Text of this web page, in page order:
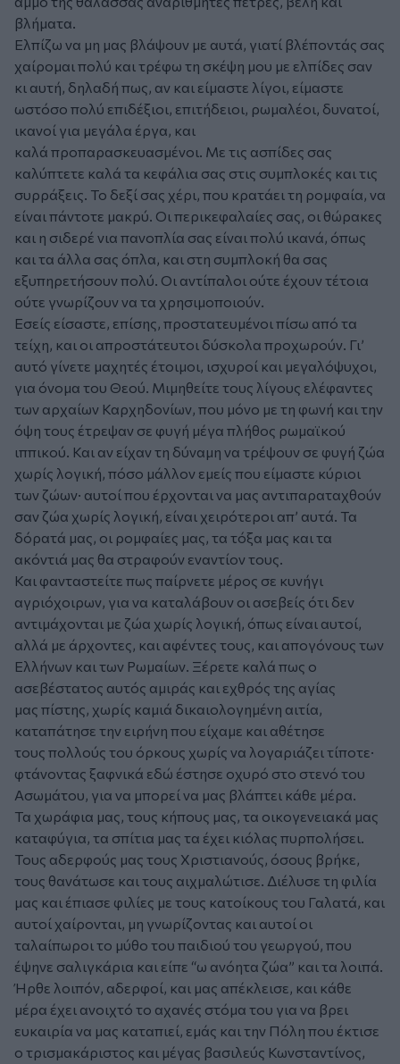
βλήματα.
Ελπίζω να μη μας βλάψουν με αυτά, γιατί βλέποντάς σας
χαίρομαι πολύ και τρέφω τη σκέψη μου με ελπίδες σαν
κι αυτή, δηλαδή πως, αν και είμαστε λίγοι, είμαστε
ωστόσο πολύ επιδέξιοι, επιτήδειοι, ρωμαλέοι, δυνατοί,
ικανοί για μεγάλα έργα, και
καλά προπαρασκευασμένοι. Με τις ασπίδες σας
καλύπτετε καλά τα κεφάλια σας στις συμπλοκές και τις
συρράξεις. Το δεξί σας χέρι, που κρατάει τη ρομφαία, να
είναι πάντοτε μακρύ. Οι περικεφαλαίες σας, οι θώρακες
και η σιδερέ νια πανοπλία σας είναι πολύ ικανά, όπως
και τα άλλα σας όπλα, και στη συμπλοκή θα σας
εξυπηρετήσουν πολύ. Οι αντίπαλοι ούτε έχουν τέτοια
ούτε γνωρίζουν να τα χρησιμοποιούν.
Εσείς είσαστε, επίσης, προστατευμένοι πίσω από τα
τείχη, και οι απροστάτευτοι δύσκολα προχωρούν. Γι’
αυτό γίνετε μαχητές έτοιμοι, ισχυροί και μεγαλόψυχοι,
για όνομα του Θεού. Μιμηθείτε τους λίγους ελέφαντες
των αρχαίων Καρχηδονίων, που μόνο με τη φωνή και την
όψη τους έτρεψαν σε φυγή μέγα πλήθος ρωμαϊκού
ιππικού. Και αν είχαν τη δύναμη να τρέψουν σε φυγή ζώα
χωρίς λογική, πόσο μάλλον εμείς που είμαστε κύριοι
των ζώων· αυτοί που έρχονται να μας αντιπαραταχθούν
σαν ζώα χωρίς λογική, είναι χειρότεροι απ’ αυτά. Τα
δόρατά μας, οι ρομφαίες μας, τα τόξα μας και τα
ακόντιά μας θα στραφούν εναντίον τους.
Και φανταστείτε πως παίρνετε μέρος σε κυνήγι
αγριόχοιρων, για να καταλάβουν οι ασεβείς ότι δεν
αντιμάχονται με ζώα χωρίς λογική, όπως είναι αυτοί,
αλλά με άρχοντες, και αφέντες τους, και απογόνους των
Ελλήνων και των Ρωμαίων. Ξέρετε καλά πως ο
ασεβέστατος αυτός αμιράς και εχθρός της αγίας
μας πίστης, χωρίς καμιά δικαιολογημένη αιτία,
καταπάτησε την ειρήνη που είχαμε και αθέτησε
τους πολλούς του όρκους χωρίς να λογαριάζει τίποτε·
φτάνοντας ξαφνικά εδώ έστησε οχυρό στο στενό του
Ασωμάτου, για να μπορεί να μας βλάπτει κάθε μέρα.
Τα χωράφια μας, τους κήπους μας, τα οικογενειακά μας
καταφύγια, τα σπίτια μας τα έχει κιόλας πυρπολήσει.
Τους αδερφούς μας τους Χριστιανούς, όσους βρήκε,
τους θανάτωσε και τους αιχμαλώτισε. Διέλυσε τη φιλία
μας και έπιασε φιλίες με τους κατοίκους του Γαλατά, και
αυτοί χαίρονται, μη γνωρίζοντας και αυτοί οι
ταλαίπωροι το μύθο του παιδιού του γεωργού, που
έψηνε σαλιγκάρια και είπε “ω ανόητα ζώα” και τα λοιπά.
Ήρθε λοιπόν, αδερφοί, και μας απέκλεισε, και κάθε
μέρα έχει ανοιχτό το αχανές στόμα του για να βρει
ευκαιρία να μας καταπιεί, εμάς και την Πόλη που έκτισε
ο τρισμακάριστος και μέγας βασιλεύς Κωνσταντίνος,